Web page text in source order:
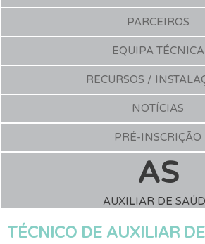
PARCEIROS
EQUIPA TÉCNICA
RECURSOS /
NOTÍCIAS
PRÉ-INSCRIÇÃO
AS
AUXILIAR DE
TÉCNICO DE AUXILIAR